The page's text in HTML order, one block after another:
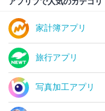
家計簿アプリ
旅行アプリ
写真加工アプリ